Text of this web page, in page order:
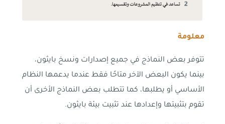
معلومة
تتوفر بعض النماذج في جميع إصدارات ونسخ بايثون،
بينما يكون البعض الآخر متاحًا فقط عندما يدعمها النظام
الأساسي أو يطلبها، كما تتطلب بعض النماذج الأخرى أن
تقوم بتثبيتها وإعدادها عند تثبيت بيئة بايثون.